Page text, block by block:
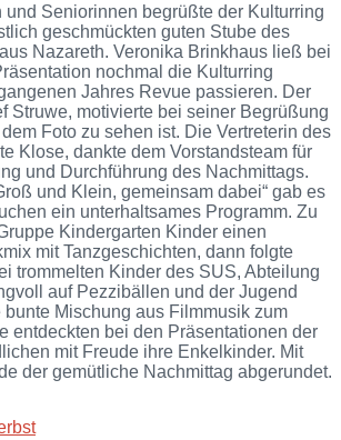
und Seniorinnen begrüßte der Kulturring
geschmückten guten Stube des
Nazareth. Veronika Brinkhaus ließ bei
nochmal die Kulturring
Jahres Revue passieren. Der
Struwe, motivierte bei seiner Begrüßung
Foto zu sehen ist. Die Vertreterin des
Klose, dankte dem Vorstandsteam für
und Durchführung des Nachmittags.
und Klein, gemeinsam dabei“ gab es
ein unterhaltsames Programm. Zu
Kindergarten Kinder einen
mit Tanzgeschichten, dann folgte
trommelten Kinder des SUS, Abteilung
auf Pezzibällen und der Jugend
bunte Mischung aus Filmmusik zum
entdeckten bei den Präsentationen der
mit Freude ihre Enkelkinder. Mit
der gemütliche Nachmittag abgerundet.